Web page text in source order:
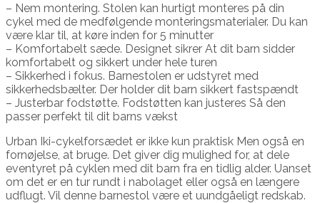
– Nem montering. Stolen kan hurtigt monteres på din
cykel med de medfølgende monteringsmaterialer. Du kan
være klar til, at køre inden for 5 minutter
– Komfortabelt sæde. Designet sikrer At dit barn sidder
komfortabelt og sikkert under hele turen
– Sikkerhed i fokus. Barnestolen er udstyret med
sikkerhedsbælter. Der holder dit barn sikkert fastspændt
– Justerbar fodstøtte. Fodstøtten kan justeres Så den
passer perfekt til dit barns vækst
Urban Iki-cykelforsædet er ikke kun praktisk Men også en
fornøjelse, at bruge. Det giver dig mulighed for, at dele
eventyret på cyklen med dit barn fra en tidlig alder. Uanset
om det er en tur rundt i nabolaget eller også en længere
udflugt. Vil denne barnestol være et uundgåeligt redskab.